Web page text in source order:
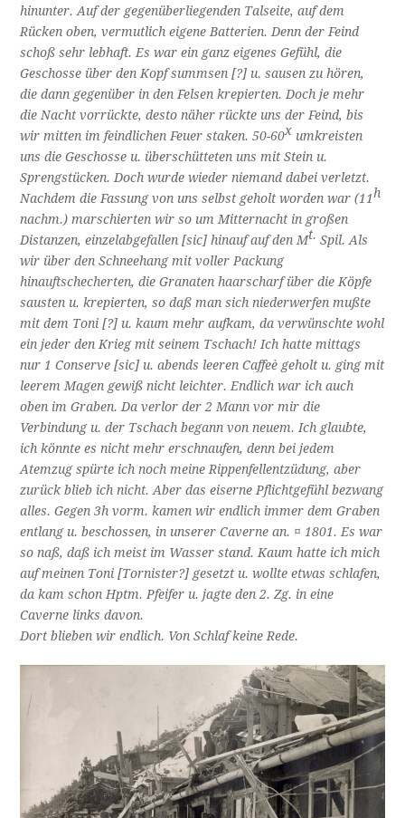
hinunter. Auf der gegenüberliegenden Talseite, auf dem
Rücken oben, vermutlich eigene Batterien. Denn der Feind
schoß sehr lebhaft. Es war ein ganz eigenes Gefühl, die
Geschosse über den Kopf summsen [?] u. sausen zu hören,
die dann gegenüber in den Felsen krepierten. Doch je mehr
die Nacht vorrückte, desto näher rückte uns der Feind, bis
wir mitten im feindlichen Feuer staken. 50-60x umkreisten
uns die Geschosse u. überschütteten uns mit Stein u.
Sprengstücken. Doch wurde wieder niemand dabei verletzt.
Nachdem die Fassung von uns selbst geholt worden war (11h
nachm.) marschierten wir so um Mitternacht in großen
Distanzen, einzelabgefallen [sic] hinauf auf den Mt. Spil. Als
wir über den Schneehang mit voller Packung
hinauftschecherten, die Granaten haarscharf über die Köpfe
sausten u. krepierten, so daß man sich niederwerfen mußte
mit dem Toni [?] u. kaum mehr aufkam, da verwünschte wohl
ein jeder den Krieg mit seinem Tschach! Ich hatte mittags
nur 1 Conserve [sic] u. abends leeren Caffeè geholt u. ging mit
leerem Magen gewiß nicht leichter. Endlich war ich auch
oben im Graben. Da verlor der 2 Mann vor mir die
Verbindung u. der Tschach begann von neuem. Ich glaubte,
ich könnte es nicht mehr erschnaufen, denn bei jedem
Atemzug spürte ich noch meine Rippenfellentzüdung, aber
zurück blieb ich nicht. Aber das eiserne Pflichtgefühl bezwang
alles. Gegen 3h vorm. kamen wir endlich immer dem Graben
entlang u. beschossen, in unserer Caverne an. ¤ 1801. Es war
so naß, daß ich meist im Wasser stand. Kaum hatte ich mich
auf meinen Toni [Tornister?] gesetzt u. wollte etwas schlafen,
da kam schon Hptm. Pfeifer u. jagte den 2. Zg. in eine
Caverne links davon.
Dort blieben wir endlich. Von Schlaf keine Rede.